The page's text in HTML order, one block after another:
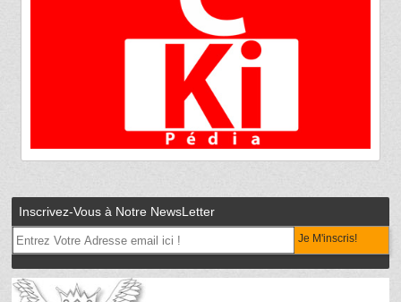
Inscrivez-Vous à Notre NewsLetter
Je M'inscris!